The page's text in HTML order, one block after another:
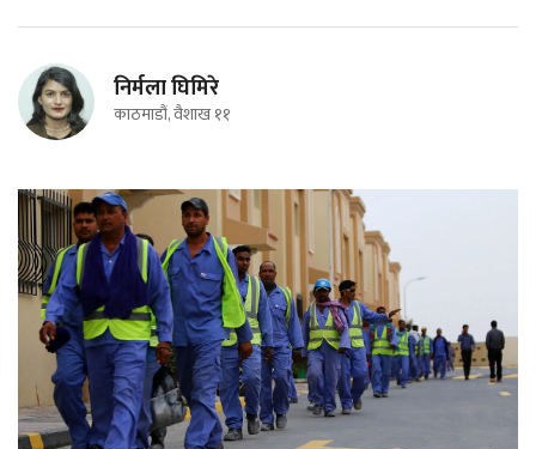
निर्मला घिमिरे
काठमाडौं, वैशाख ११